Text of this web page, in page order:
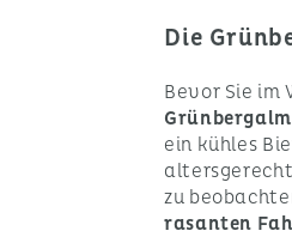
Die
Bevor Sie im
Grünbergalm
ein kühles
zu
rasanten